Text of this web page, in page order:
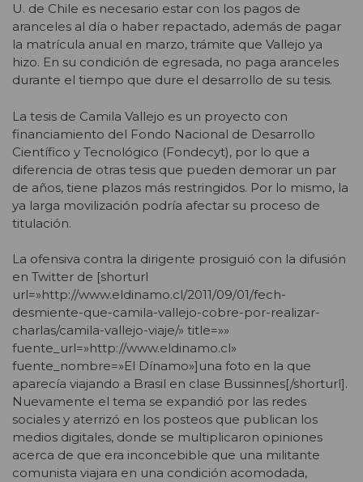
U. de Chile es necesario estar con los pagos de
aranceles al día o haber repactado, además de pagar
la matrícula anual en marzo, trámite que Vallejo ya
hizo. En su condición de egresada, no paga aranceles
durante el tiempo que dure el desarrollo de su tesis.
La tesis de Camila Vallejo es un proyecto con
financiamiento del Fondo Nacional de Desarrollo
Científico y Tecnológico (Fondecyt), por lo que a
diferencia de otras tesis que pueden demorar un par
de años, tiene plazos más restringidos. Por lo mismo, la
ya larga movilización podría afectar su proceso de
titulación.
La ofensiva contra la dirigente prosiguió con la difusión
en Twitter de [shorturl
url=»http://www.eldinamo.cl/2011/09/01/fech-
desmiente-que-camila-vallejo-cobre-por-realizar-
charlas/camila-vallejo-viaje/» title=»»
fuente_url=»http://www.eldinamo.cl»
fuente_nombre=»El Dínamo»]una foto en la que
aparecía viajando a Brasil en clase Bussinnes[/shorturl].
Nuevamente el tema se expandió por las redes
sociales y aterrizó en los posteos que publican los
medios digitales, donde se multiplicaron opiniones
acerca de que era inconcebible que una militante
comunista viajara en una condición acomodada,